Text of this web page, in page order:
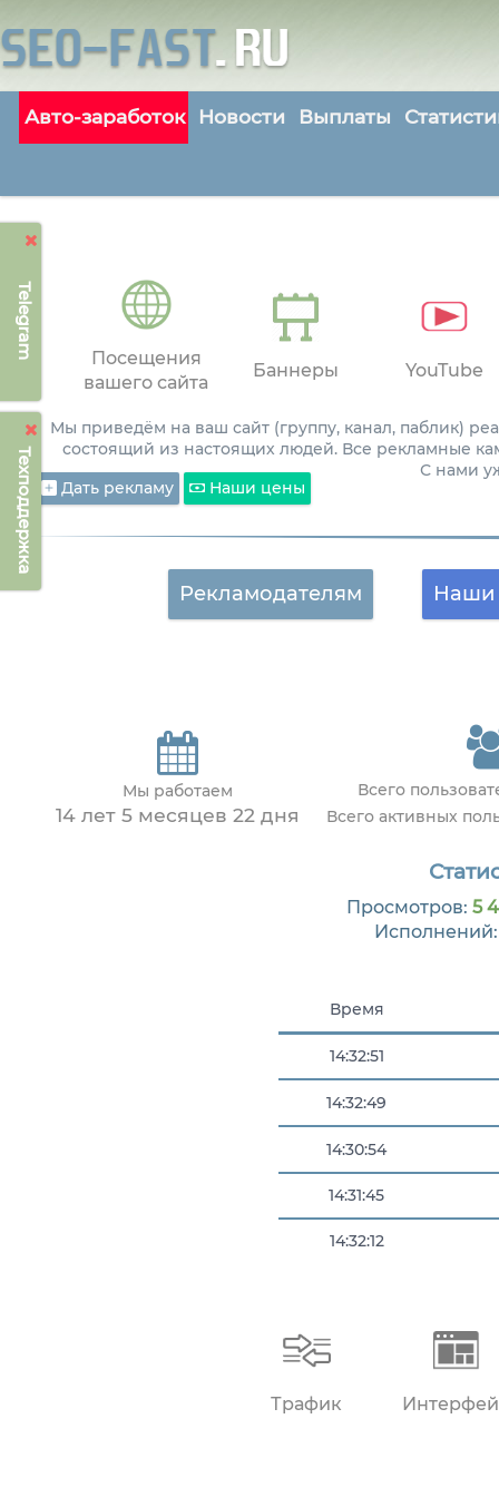
Telegram
Техподдержка
Авто-заработок Новости Выплаты
Посещения
вашего сайта
Баннеры YouTube
Мы приведём на ваш сайт (группу, канал, паблик)
состоящий из настоящих людей. Все рекламные
С нами
Дать рекламу
Наши цены
Рекламодателям Наши
Мы работаем
14 лет 5 месяцев 22 дня
Всего
Всего активных
Просмотров: 5
Время
14:32:51
14:32:49
14:30:54
14:31:45
14:32:12
Трафик